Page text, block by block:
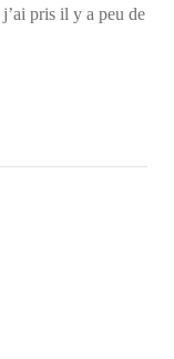
pris il y a peu de